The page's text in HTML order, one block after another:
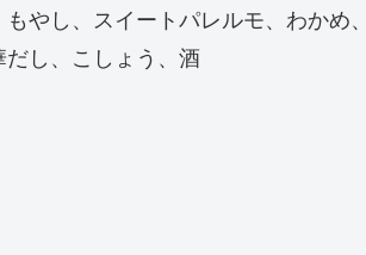
やし、スイートパレルモ、わかめ
し、こしょう、酒